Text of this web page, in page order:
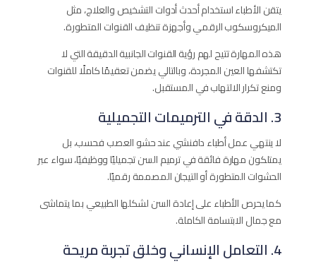
يتقن الأطباء استخدام أحدث أدوات التشخيص والعلاج، مثل
الميكروسكوب الرقمي وأجهزة تنظيف القنوات المتطورة.
هذه المهارة تتيح لهم رؤية القنوات الجانبية الدقيقة التي لا
تكتشفها العين المجردة، وبالتالي يضمن تعقيمًا كاملًا للقنوات
ومنع تكرار الالتهاب في المستقبل.
3. الدقة في الترميمات التجميلية
لا ينتهي عمل أطباء دافنشي عند حشو العصب فحسب، بل
يمتلكون مهارة فائقة في ترميم السن تجميليًا ووظيفيًا، سواء عبر
الحشوات المتطورة أو التيجان المصممة رقميًا.
كما يحرص الأطباء على إعادة السن لشكلها الطبيعي بما يتماشى
مع جمال الابتسامة الكاملة.
4. التعامل الإنساني وخلق تجربة مريحة